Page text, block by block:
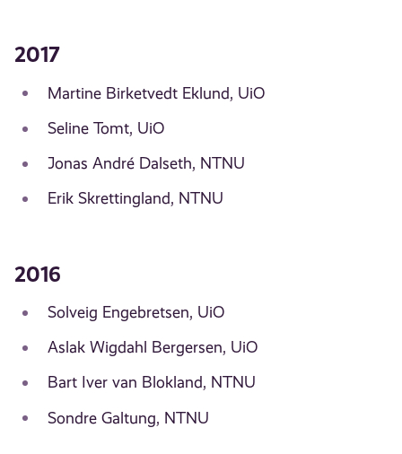
2017
Martine Birketvedt Eklund, UiO
Seline Tomt, UiO
Jonas André Dalseth, NTNU
Erik Skrettingland, NTNU
2016
Solveig Engebretsen, UiO
Aslak Wigdahl Bergersen, UiO
Bart Iver van Blokland, NTNU
Sondre Galtung, NTNU